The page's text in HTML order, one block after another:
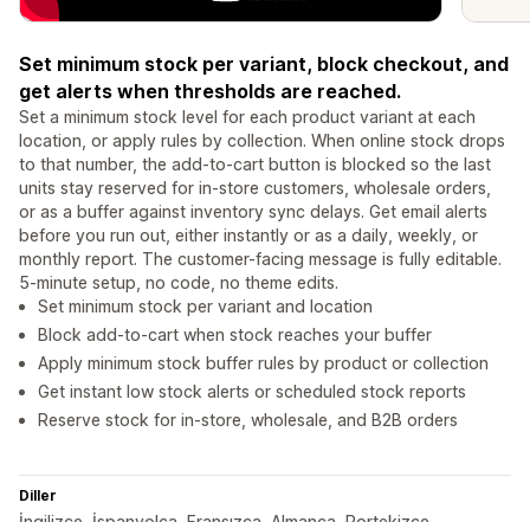
Set minimum stock per variant, block checkout, and
get alerts when thresholds are reached.
Set a minimum stock level for each product variant at each
location, or apply rules by collection. When online stock drops
to that number, the add-to-cart button is blocked so the last
units stay reserved for in-store customers, wholesale orders,
or as a buffer against inventory sync delays. Get email alerts
before you run out, either instantly or as a daily, weekly, or
monthly report. The customer-facing message is fully editable.
5-minute setup, no code, no theme edits.
Set minimum stock per variant and location
Block add-to-cart when stock reaches your buffer
Apply minimum stock buffer rules by product or collection
Get instant low stock alerts or scheduled stock reports
Reserve stock for in-store, wholesale, and B2B orders
Diller